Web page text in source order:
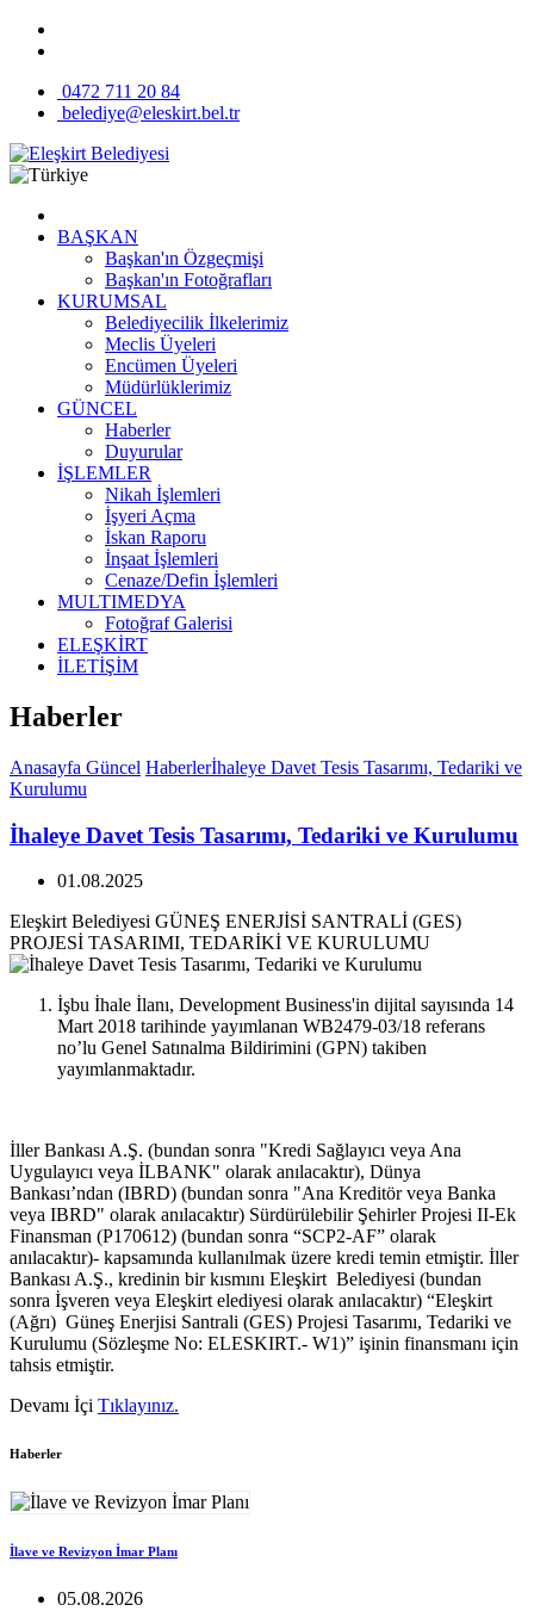
0472 711 20 84
belediye@eleskirt.bel.tr
BAŞKAN
Başkan'ın Özgeçmişi
Başkan'ın Fotoğrafları
KURUMSAL
Belediyecilik İlkelerimiz
Meclis Üyeleri
Encümen Üyeleri
Müdürlüklerimiz
GÜNCEL
Haberler
Duyurular
İŞLEMLER
Nikah İşlemleri
İşyeri Açma
İskan Raporu
İnşaat İşlemleri
Cenaze/Defin İşlemleri
MULTIMEDYA
Fotoğraf Galerisi
ELEŞKİRT
İLETİŞİM
Haberler
Anasayfa Güncel Haberlerİhaleye Davet Tesis Tasarımı, Tedariki ve
Kurulumu
İhaleye Davet Tesis Tasarımı, Tedariki ve Kurulumu
01.08.2025
Eleşkirt Belediyesi GÜNEŞ ENERJİSİ SANTRALİ (GES)
PROJESİ TASARIMI, TEDARİKİ VE KURULUMU
İşbu İhale İlanı, Development Business'in dijital sayısında 14
Mart 2018 tarihinde yayımlanan WB2479-03/18 referans
no’lu Genel Satınalma Bildirimini (GPN) takiben
yayımlanmaktadır.
İller Bankası A.Ş. (bundan sonra "Kredi Sağlayıcı veya Ana
Uygulayıcı veya İLBANK" olarak anılacaktır), Dünya
Bankası’ndan (IBRD) (bundan sonra "Ana Kreditör veya Banka
veya IBRD" olarak anılacaktır) Sürdürülebilir Şehirler Projesi II-Ek
Finansman (P170612) (bundan sonra “SCP2-AF” olarak
anılacaktır)- kapsamında kullanılmak üzere kredi temin etmiştir. İller
Bankası A.Ş., kredinin bir kısmını Eleşkirt Belediyesi (bundan
sonra İşveren veya Eleşkirt elediyesi olarak anılacaktır) “Eleşkirt
(Ağrı) Güneş Enerjisi Santrali (GES) Projesi Tasarımı, Tedariki ve
Kurulumu (Sözleşme No: ELESKIRT.- W1)” işinin finansmanı için
tahsis etmiştir.
Devamı İçi Tıklayınız.
Haberler
İlave ve Revizyon İmar Planı
05.08.2026